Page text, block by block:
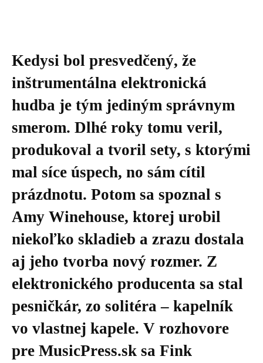
Kedysi bol presvedčený, že
inštrumentálna elektronická
hudba je tým jediným správnym
smerom. Dlhé roky tomu veril,
produkoval a tvoril sety, s ktorými
mal síce úspech, no sám cítil
prázdnotu. Potom sa spoznal s
Amy Winehouse, ktorej urobil
niekoľko skladieb a zrazu dostala
aj jeho tvorba nový rozmer. Z
elektronického producenta sa stal
pesničkár, zo solitéra – kapelník
vo vlastnej kapele. V rozhovore
pre MusicPress.sk sa Fink